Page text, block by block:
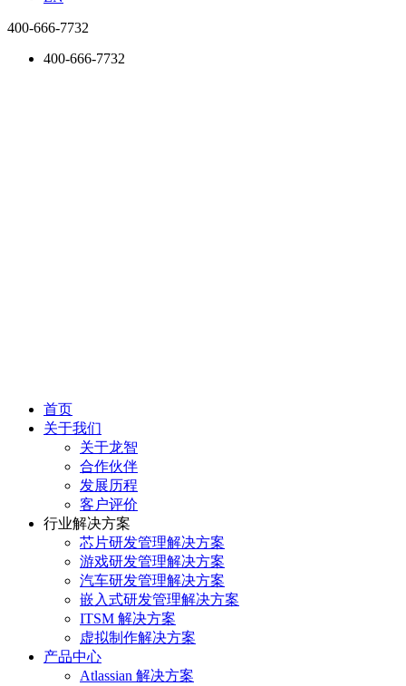
400-666-7732
400-666-7732
首页
关于我们
关于龙智
合作伙伴
发展历程
客户评价
行业解决方案
芯片研发管理解决方案
游戏研发管理解决方案
汽车研发管理解决方案
嵌入式研发管理解决方案
ITSM 解决方案
虚拟制作解决方案
产品中心
Atlassian 解决方案